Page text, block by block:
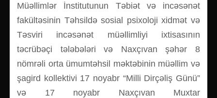
Müəllimlər İnstitutunun Təbiət və incəsənət
fakültəsinin Təhsildə sosial psixoloji xidmət və
Təsviri incəsənət müəllimliyi ixtisasının
təcrübəçi tələbələri və Naxçıvan şəhər 8
nömrəli orta ümumtəhsil məktəbinin müəllim və
şagird kollektivi 17 noyabr “Milli Dirçəliş Günü”
və 17 noyabr Naxçıvan Muxtar